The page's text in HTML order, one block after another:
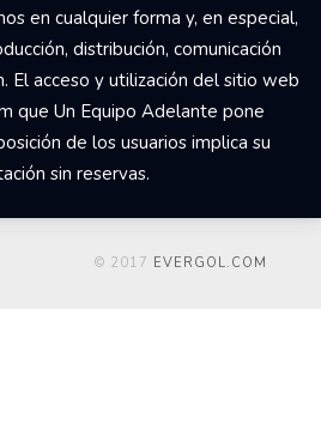
en cualquier forma y, en especial,
distribución, comunicación
El acceso y utilización del sitio web
que Un Equipo Adelante pone
de los usuarios implica su
sin reservas.
© 2017 EVERGOL.COM